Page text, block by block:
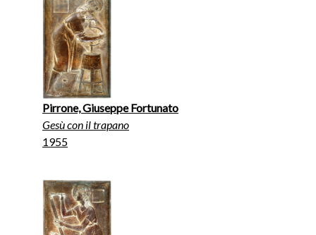
Pirrone, Giuseppe Fortunato
Gesù con il trapano
1955